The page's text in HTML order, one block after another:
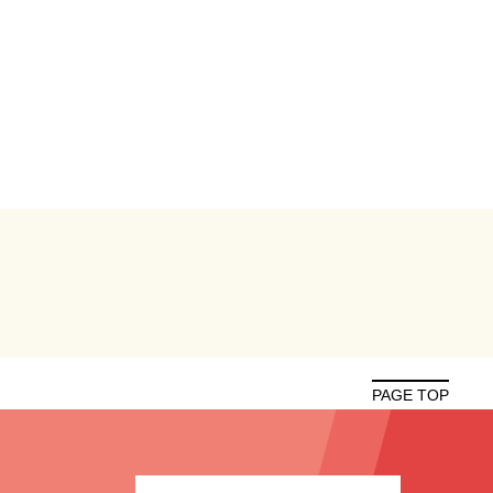
PAGE TOP